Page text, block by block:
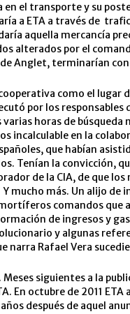
en el transporte y su
a ETA a través de
aquella mercancía
alterados por el
Anglet, terminarían
como el lugar
por los responsables
varias horas de
incalculable en la
que habían
Tenían la convicción,
de la CIA, de que
mucho más. Un alijo
comandos que
de ingresos y
y algunas
narra Rafael Vera
. Meses siguientes a la
En octubre de 2011
después de aquel